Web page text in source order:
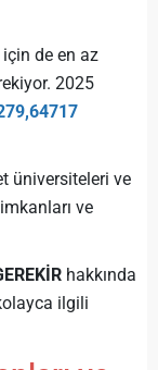
için de en az
2025
üniversiteleri ve
ve
hakkında
ilgili